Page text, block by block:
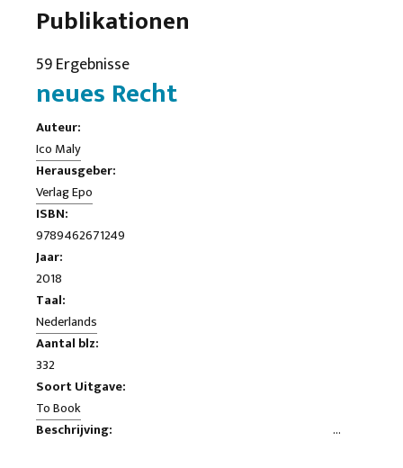
Publikationen
59 Ergebnisse
neues Recht
Auteur:
Ico Maly
Herausgeber:
Verlag Epo
ISBN:
9789462671249
Jaar:
2018
Taal:
Nederlands
Aantal blz:
332
Soort Uitgave:
To Book
Beschrijving: